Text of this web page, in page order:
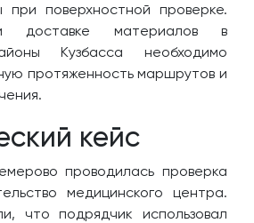
при поверхностной проверке.
доставке материалов в
Кузбасса необходимо
протяженность маршрутов и
кейс
проводилась проверка
медицинского центра.
что подрядчик использовал